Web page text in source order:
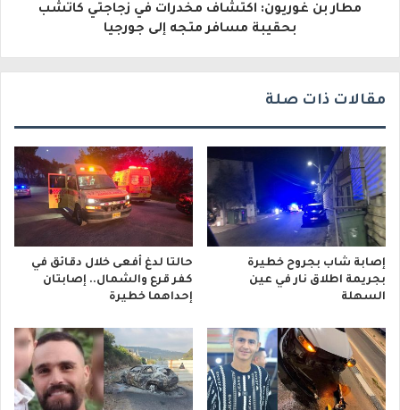
مطار بن غوريون: اكتشاف مخدرات في زجاجتي كاتشب
بحقيبة مسافر متجه إلى جورجيا
مقالات ذات صلة
إصابة شاب بجروح خطيرة
بجريمة اطلاق نار في عين
السهلة
حالتا لدغ أفعى خلال دقائق في
كفر قرع والشمال.. إصابتان
إحداهما خطيرة